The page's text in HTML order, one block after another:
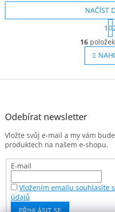
O
v
l
á
a
v
k
v
i
u
NAČÍST
S
t
r
á
n
k
v
1
16
Z
Odebírat newsletter
Vložte svůj e-mail a my vám
produktech na našem e-shopu.
E-mail
Vložením emailu souhlasíte
údajů